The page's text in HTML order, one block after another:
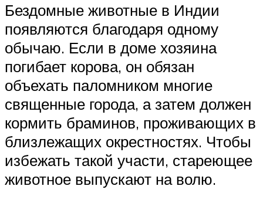
Бездомные животные в Индии
появляются благодаря одному
обычаю. Если в доме хозяина
погибает корова, он обязан
объехать паломником многие
священные города, а затем должен
кормить браминов, проживающих в
близлежащих окрестностях. Чтобы
избежать такой участи, стареющее
животное выпускают на волю.